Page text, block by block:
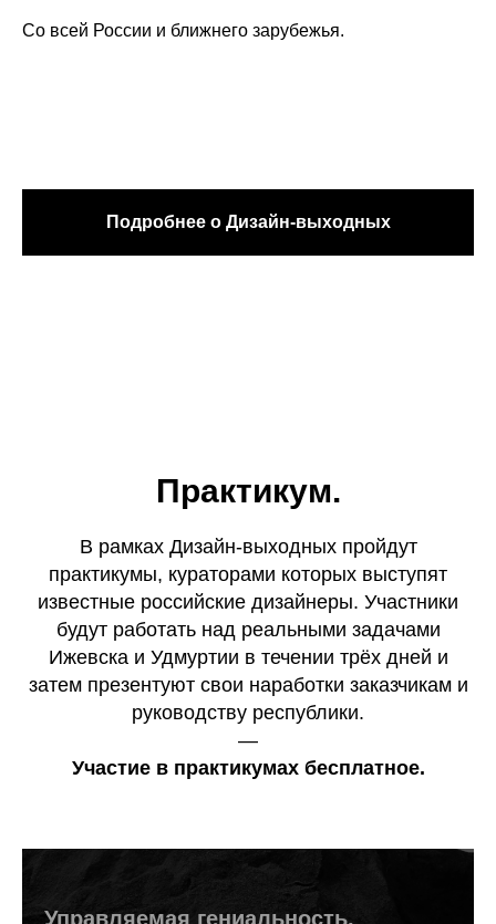
Со всей России и ближнего зарубежья.
Подробнее о Дизайн-выходных
Практикум.
В рамках Дизайн-выходных пройдут
практикумы, кураторами которых выступят
известные российские дизайнеры. Участники
будут работать над реальными задачами
Ижевска и Удмуртии в течении трёх дней и
затем презентуют свои наработки заказчикам и
руководству республики.
—
Участие в практикумах бесплатное.
Управляемая гениальность.